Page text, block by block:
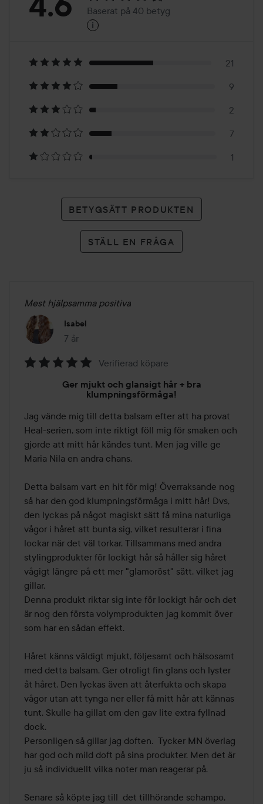
Baserat
på
40
betyg
Baserat på 40 betyg
i
21
9
2
7
1
BETYGSÄTT PRODUKTEN
STÄLL EN FRÅGA
Mest hjälpsamma positiva
Isabel
7 år
Inlägget skapades 7 år
5
Verifierad köpare
Ger mjukt och glansigt hår + bra
klumpningsförmåga!
Jag vände mig till detta balsam efter att ha provat
Heal-serien, som inte riktigt föll mig för smaken och
gjorde att mitt hår kändes tunt. Men jag ville ge
Maria Nila en andra chans.
Detta balsam vart en hit för mig! Överraksande nog
så har den god klumpningsförmåga i mitt hår! Dvs,
den lyckas på något magiskt sätt få mina naturliga
vågor i håret att bunta sig, vilket resulterar i fina
lockar när det väl torkar. Tillsammans med andra
stylingprodukter för lockigt hår så håller sig håret
vågigt längre på ett mer "glamoröst" sätt, vilket jag
gillar.
Denna produkt riktar sig inte för lockigt hår och det
är nog den första volymprodukten jag kommit över
som har en sådan effekt.
Håret känns väldigt mjukt, följesamt och hälsosamt
med detta balsam. Ger otroligt fin glans och lyster
åt håret. Den lyckas även att återfukta och skapa
vågor utan att tynga ner eller få mitt hår att kännas
tunt. Skulle ha gillat om den gav lite extra fyllnad
dock.
Personligen så gillar jag doften.  Tycker MN överlag
har god och mild doft på sina produkter. Men det är
ju så individuellt vilka noter man reagerar på.
Senare så köpte jag till  det tillhörande schampo,